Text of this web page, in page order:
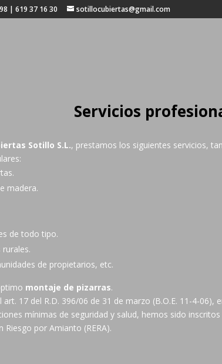
| 619 37 16 30 sotillocubiertas@gmail.com
Servicios
Sotillo S.L., prestamos los siguientes servicios,
madera.
de todo tipo.
rurales.
de propietarios, etc.
montaje de pizarras.
17 del R.D. 396/06 de 31 de marzo (B.O.E. 11-4-06),
mínimas de seguridad y salud, hemos sido inscritos
Riesgo por Amianto (RERA).